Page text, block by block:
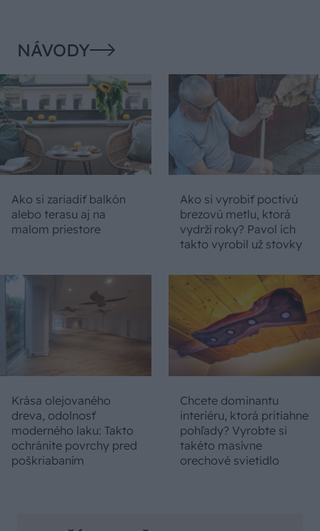
NÁVODY
Ako si zariadiť balkón
alebo terasu aj na
malom priestore
Ako si vyrobiť poctivú
brezovú metlu, ktorá
vydrží roky? Pavol ich
takto vyrobil už stovky
Krása olejovaného
dreva, odolnosť
moderného laku: Takto
ochránite povrchy pred
poškriabaním
Chcete dominantu
interiéru, ktorá pritiahne
pohľady? Vyrobte si
takéto masívne
orechové svietidlo